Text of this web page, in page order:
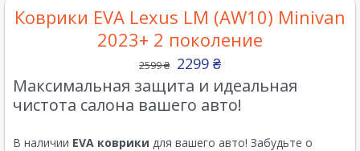
Коврики EVA Lexus LM (AW10) Minivan
2023+ 2 поколение
2599₴ 2299 ₴
Максимальная защита и идеальная
чистота салона вашего авто!
В наличии EVA коврики для вашего авто! Забудьте о